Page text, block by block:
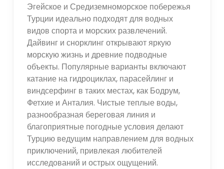
Эгейское и Средиземноморское побережья
Турции идеально подходят для водных
видов спорта и морских развлечений.
Дайвинг и снорклинг открывают яркую
морскую жизнь и древние подводные
объекты. Популярные варианты включают
катание на гидроциклах, парасейлинг и
виндсерфинг в таких местах, как Бодрум,
Фетхие и Анталия. Чистые теплые воды,
разнообразная береговая линия и
благоприятные погодные условия делают
Турцию ведущим направлением для водных
приключений, привлекая любителей
исследований и острых ощущений.